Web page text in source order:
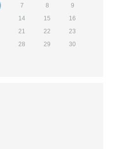
7 8
9
14 15
16
21 22
23
28 29
30